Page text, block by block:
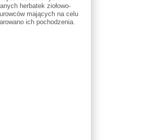
herbatek ziołowo-
mających na celu
ich pochodzenia.